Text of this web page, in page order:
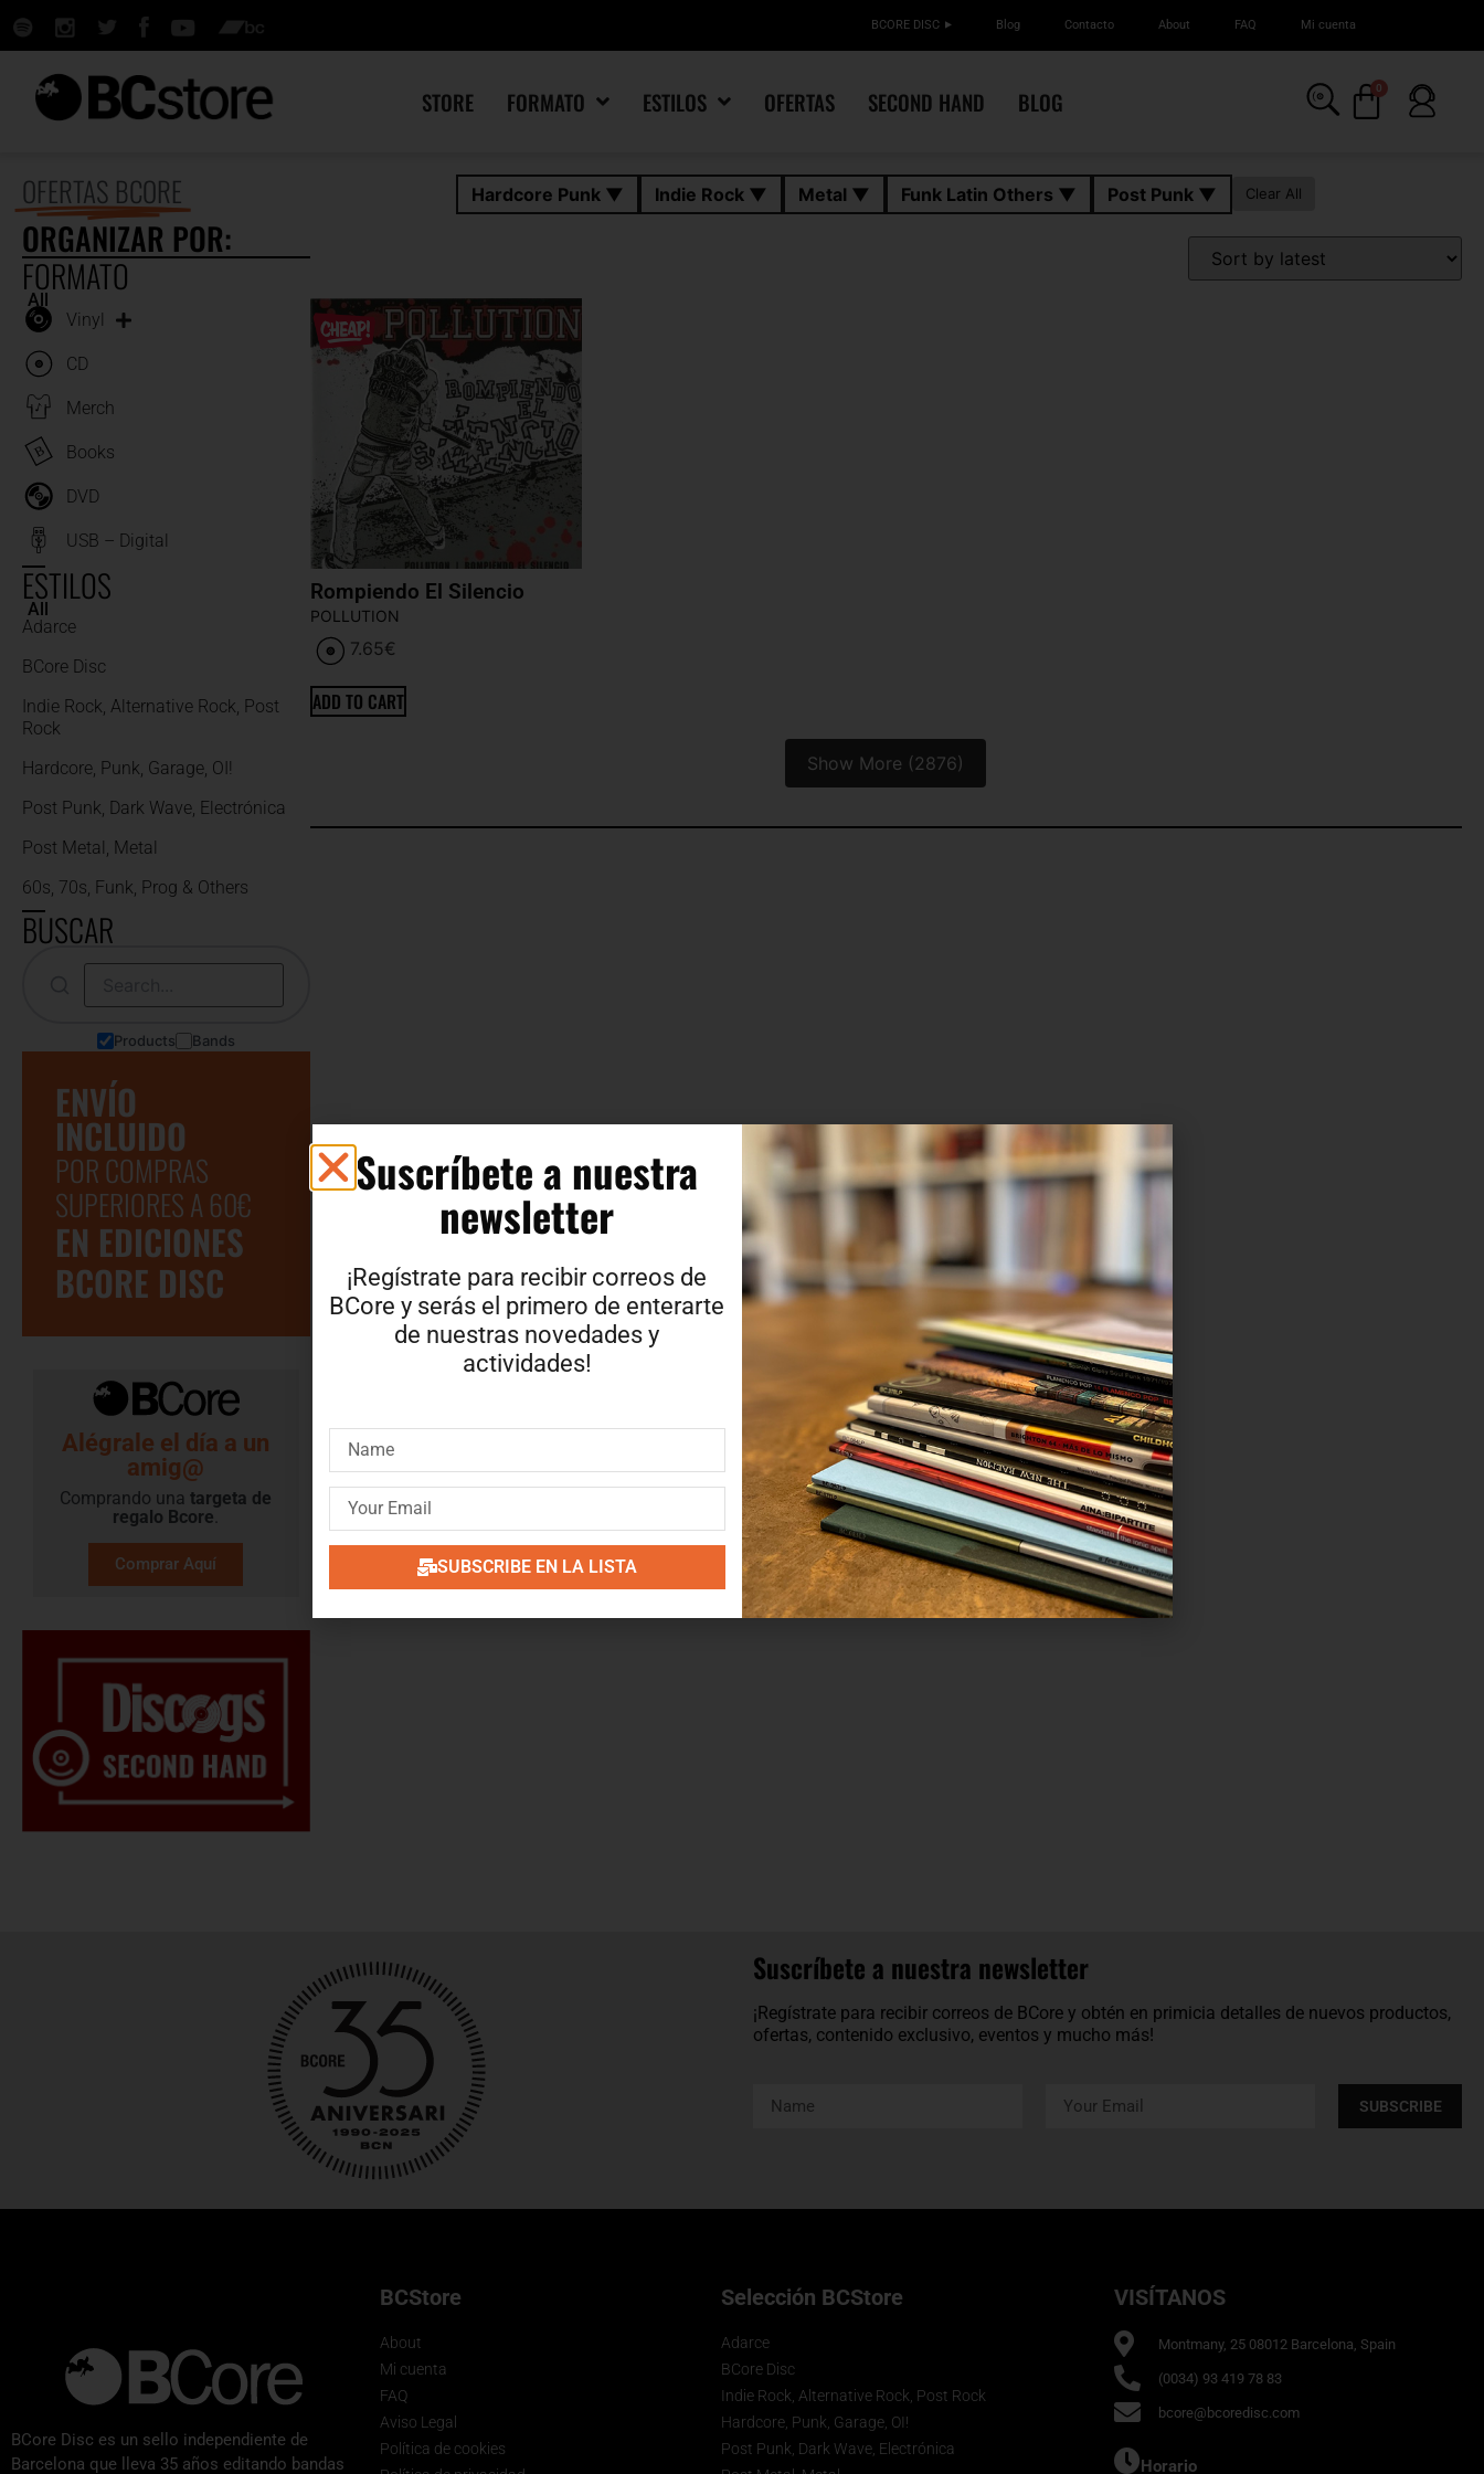
BCORE DISC Blog Contacto About FAQ Mi cuenta
0
STORE FORMATO ESTILOS OFERTAS SECOND HAND BLOG
OFERTAS BCORE
ORGANIZAR POR:
FORMATO
All
Vinyl
CD
Merch
Books
DVD
USB – Digital
ESTILOS
All
Adarce
BCore Disc
Indie Rock, Alternative Rock, Post
Rock
Hardcore, Punk, Garage, OI!
Post Punk, Dark Wave, Electrónica
Post Metal, Metal
60s, 70s, Funk, Prog & Others
BUSCAR
Products Bands
ENVÍO
INCLUIDO
POR COMPRAS
SUPERIORES A 60€
EN EDICIONES
BCORE DISC
Alégrale el día a un
amig@
Comprando unatargeta de
regalo​ Bcore.
Comprar Aquí
Hardcore Punk ▼ Indie Rock ▼ Metal ▼ Funk Latin Others ▼ Post Punk ▼ Clear All
Rompiendo El Silencio
POLLUTION
7.65€
ADD TO CART
Show More (2876)
Suscríbete a nuestra newsletter
¡Regístrate para recibir correos de BCore y obtén en primicia detalles de nuevos productos,
ofertas, contenido exclusivo, eventos y mucho más!
SUBSCRIBE
BCore Disc es un sello independiente de
Barcelona que lleva 35 años editando bandas
BCStore
About
Mi cuenta
FAQ
Aviso Legal
Política de cookies
Selección BCStore
Adarce
BCore Disc
Indie Rock, Alternative Rock, Post Rock
Hardcore, Punk, Garage, OI!
Post Punk, Dark Wave, Electrónica
VISÍTANOS
Montmany, 25 08012 Barcelona, Spain
(0034) 93 419 78 83
bcore@bcoredisc.com
Horario
Suscríbete a nuestra
newsletter​
¡Regístrate para recibir correos de
BCore y serás el primero de enterarte
de nuestras novedades y
actividades!
SUBSCRIBE EN LA LISTA